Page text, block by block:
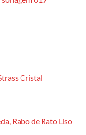
Cristal
Rabo de Rato Liso